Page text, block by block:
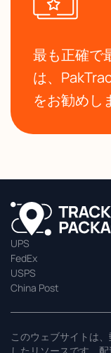
最も正確で
は、
をお勧めし
UPS
FedEx
USPS
China Post
このウェブサイトは